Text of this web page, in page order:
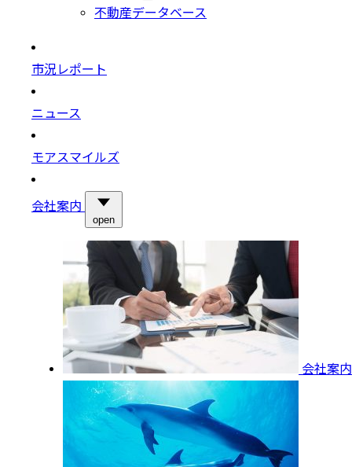
不動産データベース
市況レポート
ニュース
モアスマイルズ
会社案内
open
会社案内